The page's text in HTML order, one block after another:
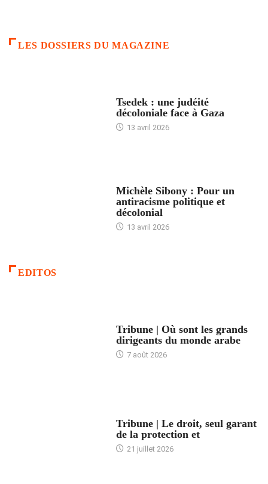
LES DOSSIERS DU MAGAZINE
Tsedek : une judéité
décoloniale face à Gaza
13 avril 2026
Michèle Sibony : Pour un
antiracisme politique et
décolonial
13 avril 2026
EDITOS
Tribune | Où sont les grands
dirigeants du monde arabe
7 août 2026
Tribune | Le droit, seul garant
de la protection et
21 juillet 2026